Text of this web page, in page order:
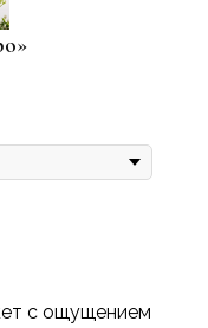
с ощущением